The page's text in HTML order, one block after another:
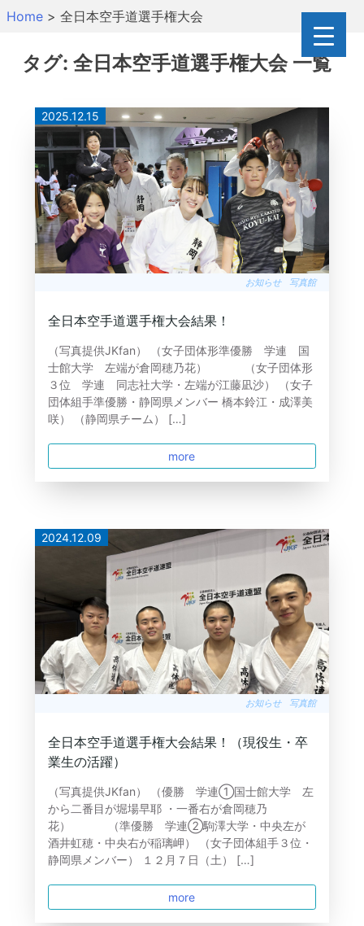
SkipHome > 全日本空手道選手権大会
タグ: 全日本空手道選手権大会一覧
2025.12.15
お知らせ 写真館
全日本空手道選手権大会結果！
（写真提供JKfan） （女子団体形準優勝 学連 国
士館大学 左端が倉岡穂乃花） （女子団体形
３位 学連 同志社大学・左端が江藤凪沙） （女子
団体組手準優勝・静岡県メンバー 橋本鈴江・成澤美
咲） （静岡県チーム） […]
more
2024.12.09
お知らせ 写真館
全日本空手道選手権大会結果！（現役生・卒
業生の活躍）
（写真提供JKfan） （優勝 学連①国士館大学 左
から二番目が堀場早耶 ・一番右が倉岡穂乃
花） （準優勝 学連②駒澤大学・中央左が
酒井虹穂・中央右が稲璃岬） （女子団体組手３位・
静岡県メンバー） １２月７日（土） […]
more